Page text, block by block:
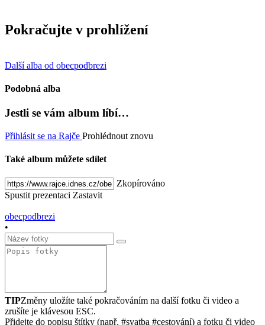
Pokračujte v prohlížení
Další alba od obecpodbrezi
Podobná alba
Jestli se vám album líbí…
Přihlásit se na Rajče Prohlédnout znovu
Také album můžete sdílet
Zkopírováno
Spustit prezentaci Zastavit
obecpodbrezi
•
TIPZměny uložíte také pokračováním na další fotku či video a
zrušíte je klávesou ESC.
Přidejte do popisu štítky (např. #svatba #cestování) a fotku či video